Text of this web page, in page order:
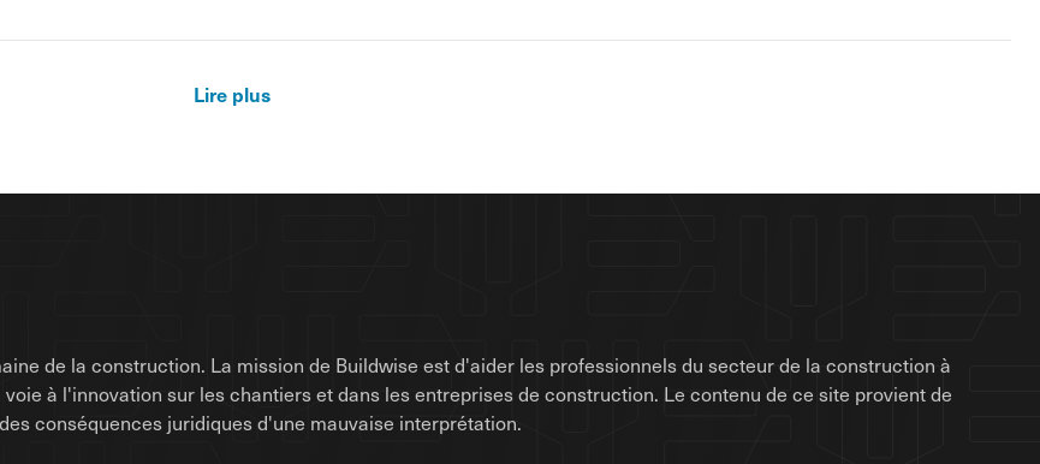
Lire plus
de la construction. La mission de Buildwise est d'aider les professionnels du secteur de la construction à
à l'innovation sur les chantiers et dans les entreprises de construction. Le contenu de ce site provient de
conséquences juridiques d'une mauvaise interprétation.